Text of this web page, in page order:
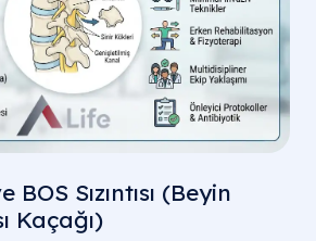
BOS Sızıntısı (Beyin
Kaçağı)